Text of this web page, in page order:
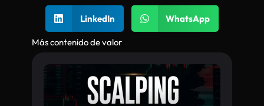
LinkedIn WhatsApp
Más contenido de valor